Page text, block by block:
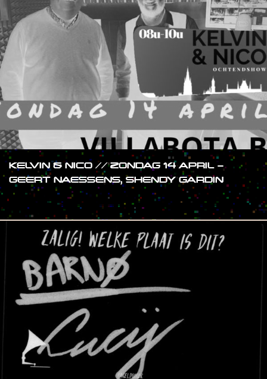
KELVIN & NICO // ZONDAG 14 APRIL –
GEERT NAESSENS, SHENDY GARDIN